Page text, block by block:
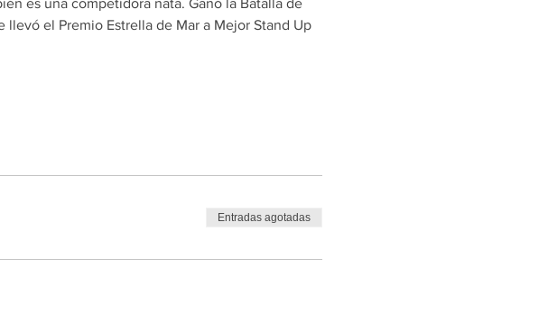
es una competidora nata. Ganó la Batalla de
el Premio Estrella de Mar a Mejor Stand Up
Entradas agotadas